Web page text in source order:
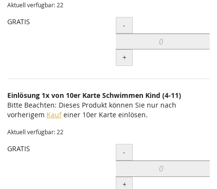
Aktuell verfügbar: 22
GRATIS Menge
-
+
Einlösung 1x von 10er Karte Schwimmen Kind (4-11)
Bitte Beachten: Dieses Produkt können Sie nur nach
vorherigem Kaufeiner 10er Karte einlösen.
Aktuell verfügbar: 22
GRATIS Menge
-
+